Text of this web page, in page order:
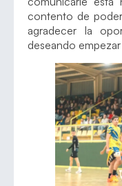
contento de
agradecer la
deseando